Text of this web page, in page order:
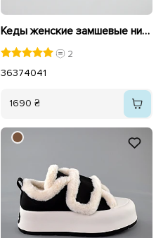
Кеды женские замшевые низкие на меху 593597 Черные
2
36374041
1690 ₴